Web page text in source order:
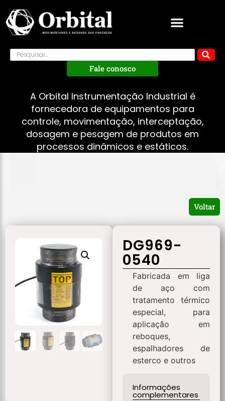
Fale conosco
A Orbital Instrumentação Industrial é
fornecedora de equipamentos para
controle, movimentação, interceptação,
dosagem e pesagem de produtos em
processos dinâmicos e estáticos.
Voltar
DG969-
0540
Fabricada em liga
de aço com
tratamento térmico
especial, para
aplicação em
reboques,
espalhadores de
esterco e outros
Informações
complementares